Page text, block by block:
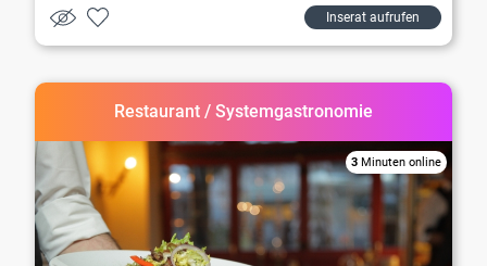
Inserat aufrufen
Restaurant / Systemgastronomie
3 Minuten online